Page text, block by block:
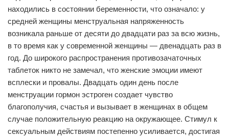
находились в состоянии беременности, что означало: у
средней женщины менструальная напряженность
возникала раньше от десяти до двадцати раз за всю жизнь,
в то время как у современной женщины — двенадцать раз в
год. До широкого распространения противозачаточных
таблеток никто не замечал, что женские эмоции имеют
всплески и провалы. Двадцать один день после
менструации гормон эстроген создает чувство
благополучия, счастья и вызывает в женщинах в общем
случае положительную реакцию на окружающее. Стимул к
сексуальным действиям постепенно усиливается, достигая